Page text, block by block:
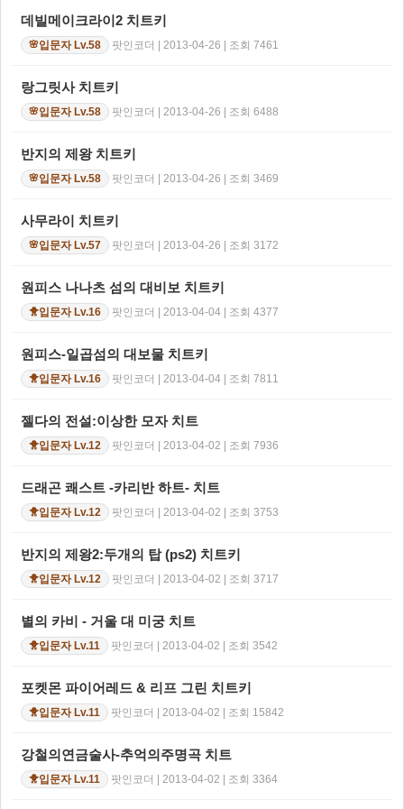
데빌메이크라이2 치트키
🌸입문자 Lv.58 팟인코더 | 2013-04-26 | 조회 7461
랑그릿사 치트키
🌸입문자 Lv.58 팟인코더 | 2013-04-26 | 조회 6488
반지의 제왕 치트키
🌸입문자 Lv.58 팟인코더 | 2013-04-26 | 조회 3469
사무라이 치트키
🌸입문자 Lv.57 팟인코더 | 2013-04-26 | 조회 3172
원피스 나나츠 섬의 대비보 치트키
🐥입문자 Lv.16 팟인코더 | 2013-04-04 | 조회 4377
원피스-일곱섬의 대보물 치트키
🐥입문자 Lv.16 팟인코더 | 2013-04-04 | 조회 7811
젤다의 전설:이상한 모자 치트
🐥입문자 Lv.12 팟인코더 | 2013-04-02 | 조회 7936
드래곤 쾌스트 -카리반 하트- 치트
🐥입문자 Lv.12 팟인코더 | 2013-04-02 | 조회 3753
반지의 제왕2:두개의 탑 (ps2) 치트키
🐥입문자 Lv.12 팟인코더 | 2013-04-02 | 조회 3717
별의 카비 - 거울 대 미궁 치트
🐥입문자 Lv.11 팟인코더 | 2013-04-02 | 조회 3542
포켓몬 파이어레드 & 리프 그린 치트키
🐥입문자 Lv.11 팟인코더 | 2013-04-02 | 조회 15842
강철의연금술사-추억의주명곡 치트
🐥입문자 Lv.11 팟인코더 | 2013-04-02 | 조회 3364